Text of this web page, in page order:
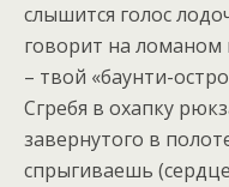
слышится голос
говорит на
– твой «баунти-
Сгребя в охапку
завернутого в
спрыгиваешь